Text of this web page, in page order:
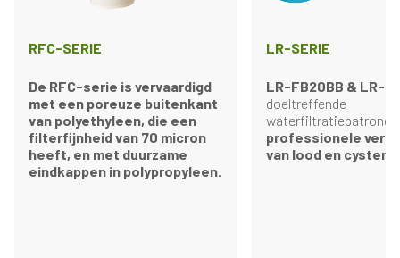
RFC-SERIE
De RFC-serie is vervaardigd
met een poreuze buitenkant
van polyethyleen, die een
filterfijnheid van 70 micron
heeft, en met duurzame
eindkappen in polypropyleen.
LR-SERIE
LR-FB20BB & LR-10
doeltreffende
waterfiltratiepatronen
professionele
van lood en cysten